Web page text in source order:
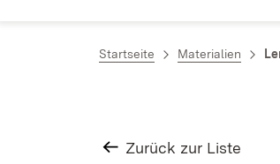
Startseite Materialien
Zurück zur Liste